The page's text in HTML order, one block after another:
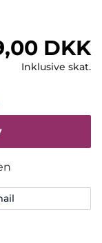
DKK
Inklusive skat.